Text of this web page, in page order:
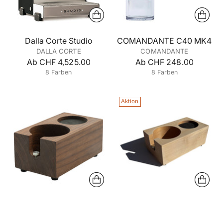
Dalla Corte Studio
DALLA CORTE
Ab CHF 4,525.00
8 Farben
COMANDANTE C40 MK4
COMANDANTE
Ab CHF 248.00
8 Farben
Aktion